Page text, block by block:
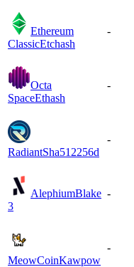
Ethereum
ClassicEtchash
-
Octa
SpaceEthash
-
RadiantSha512256d
-
AlephiumBlake
3
-
MeowCoinKawpow
-